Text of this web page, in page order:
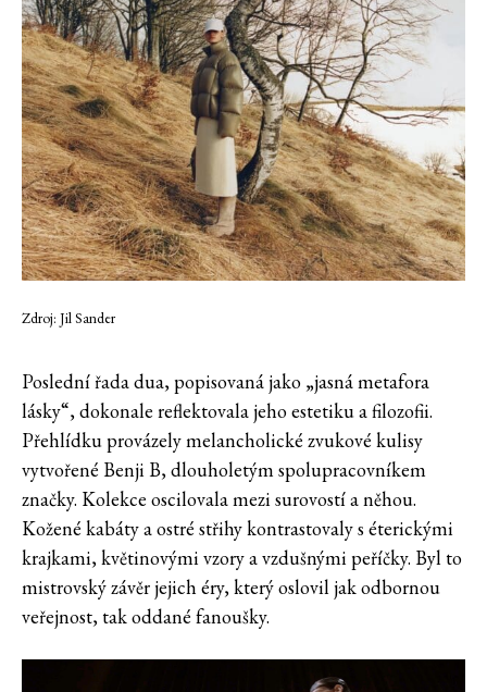
Zdroj: Jil Sander
Poslední řada dua, popisovaná jako „jasná metafora
lásky“, dokonale reflektovala jeho estetiku a filozofii.
Přehlídku provázely melancholické zvukové kulisy
vytvořené Benji B, dlouholetým spolupracovníkem
značky. Kolekce oscilovala mezi surovostí a něhou.
Kožené kabáty a ostré střihy kontrastovaly s éterickými
krajkami, květinovými vzory a vzdušnými peříčky. Byl to
mistrovský závěr jejich éry, který oslovil jak odbornou
veřejnost, tak oddané fanoušky.